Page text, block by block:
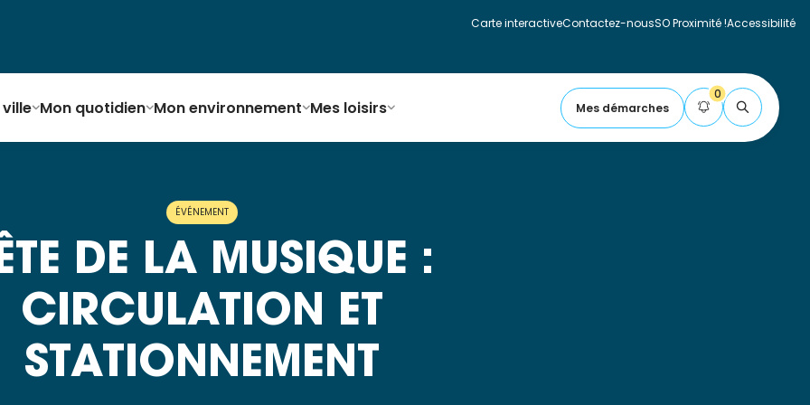
Carte interactiveContactez-nousSO Proximité !Accessibilité
ville Mon quotidien Mon environnement Mes loisirs Mes démarches
0
ÉVÉNEMENT
DE LA MUSIQUE :
CIRCULATION ET
STATIONNEMENT